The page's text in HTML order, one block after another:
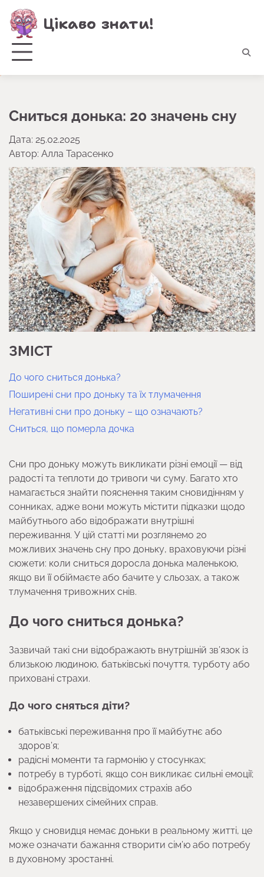
Перейти
до
вмісту
Цікаво знати!
Сниться донька: 20 значень сну
Дата: 25.02.2025
Автор: Алла Тарасенко
ЗМІСТ
До чого сниться донька?
Поширені сни про доньку та їх тлумачення
Негативні сни про доньку – що означають?
Сниться, що померла дочка
Сни про доньку можуть викликати різні емоції — від
радості та теплоти до тривоги чи суму. Багато хто
намагається знайти пояснення таким сновидінням у
сонниках, адже вони можуть містити підказки щодо
майбутнього або відображати внутрішні
переживання. У цій статті ми розглянемо 20
можливих значень сну про доньку, враховуючи різні
сюжети: коли сниться доросла донька маленькою,
якщо ви її обіймаєте або бачите у сльозах, а також
тлумачення тривожних снів.
До чого сниться донька?
Зазвичай такі сни відображають внутрішній зв’язок із
близькою людиною, батьківські почуття, турботу або
приховані страхи.
До чого сняться діти?
батьківські переживання про її майбутнє або
здоров’я;
радісні моменти та гармонію у стосунках;
потребу в турботі, якщо сон викликає сильні емоції;
відображення підсвідомих страхів або
незавершених сімейних справ.
Якщо у сновидця немає доньки в реальному житті, це
може означати бажання створити сім’ю або потребу
в духовному зростанні.